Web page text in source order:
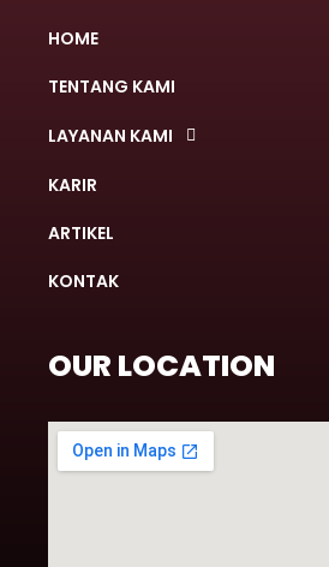
HOME
TENTANG KAMI
LAYANAN KAMI
KARIR
ARTIKEL
KONTAK
OUR LOCATION